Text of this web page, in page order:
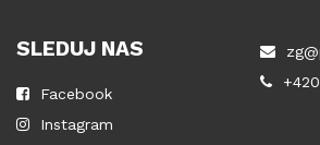
SLEDUJ NAS
Facebook
Instagram